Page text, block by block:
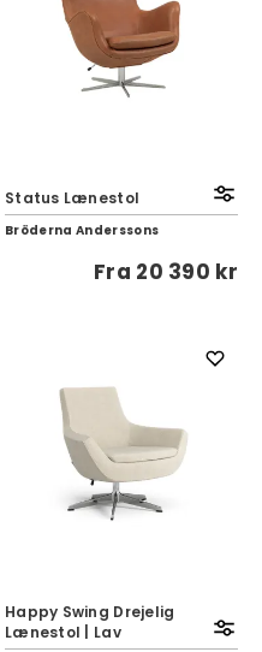
Status Lænestol
Bröderna Anderssons
Fra 20 390 kr
Happy Swing Drejelig
Lænestol | Lav